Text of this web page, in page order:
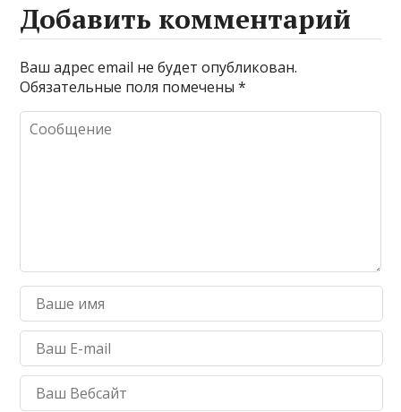
Добавить комментарий
Ваш адрес email не будет опубликован.
Обязательные поля помечены*